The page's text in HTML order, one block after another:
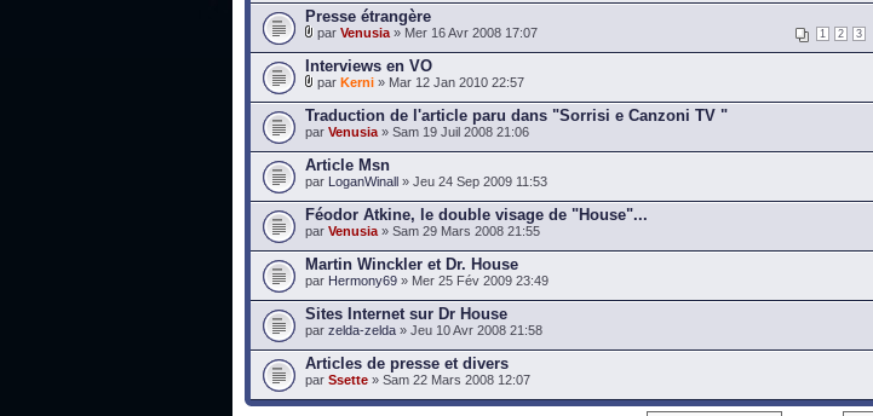
Presse étrangère
1 2 3
par Venusia » Mer 16 Avr 2008 17:07
Interviews en VO
par Kerni » Mar 12 Jan 2010 22:57
Traduction de l'article paru dans "Sorrisi e Canzoni TV "
par Venusia » Sam 19 Juil 2008 21:06
Article Msn
par LoganWinall » Jeu 24 Sep 2009 11:53
Féodor Atkine, le double visage de "House"...
par Venusia » Sam 29 Mars 2008 21:55
Martin Winckler et Dr. House
par Hermony69 » Mer 25 Fév 2009 23:49
Sites Internet sur Dr House
par zelda-zelda » Jeu 10 Avr 2008 21:58
Articles de presse et divers
par Ssette » Sam 22 Mars 2008 12:07